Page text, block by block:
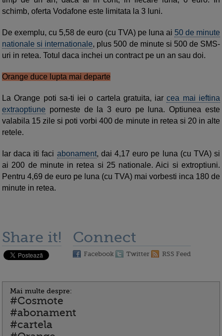
schimb, oferta Vodafone este limitata la 3 luni.
De exemplu, cu 5,58 de euro (cu TVA) pe luna ai 50 de minute
nationale si internationale, plus 500 de minute si 500 de SMS-
uri in retea. Totul daca inchei un contract pe un an sau doi.
Orange duce lupta mai departe
La Orange poti sa-ti iei o cartela gratuita, iarcea mai ieftina
extraoptiune porneste de la 3 euro pe luna. Optiunea este
valabila 15 zile si poti vorbi 400 de minute in retea si 20 in alte
retele.
Iar daca iti faci abonament, dai 4,17 euro pe luna (cu TVA) si
ai 200 de minute in retea si 25 nationale. Aici si extroptiuni.
Pentru 4,69 de euro pe luna (cu TVA) mai vorbesti inca 180 de
minute in retea.
Share it! Connect
Facebook Twitter RSS Feed
Mai multe despre:
#Cosmote
#abonament
#cartela